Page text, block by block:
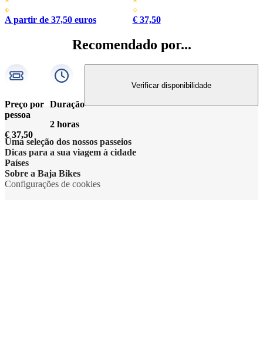
A partir de 37,50 euros € 37,50
Recomendado por...
Preço por
pessoa
€ 37,50
Duração
2 horas
Verificar disponibilidade
Uma seleção dos nossos passeios
Dicas para a sua viagem à cidade
Países
Sobre a Baja Bikes
Configurações de cookies